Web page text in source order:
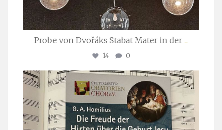
Probe von Dvořáks Stabat Mater in der ...
14 0
stuttgarter_oratorienchor
Nov. 29